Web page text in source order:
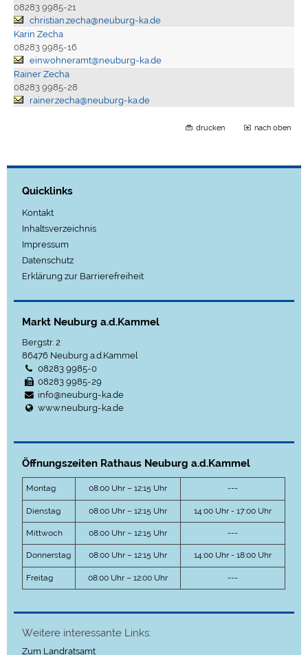
08283 9985-21
christian.zecha@neuburg-ka.de
Karin Zecha
08283 9985-16
einwohneramt@neuburg-ka.de
Rainer Zecha
08283 9985-28
rainer.zecha@neuburg-ka.de
drucken nach oben
Quicklinks
Kontakt
Inhaltsverzeichnis
Impressum
Datenschutz
Erklärung zur Barrierefreiheit
Markt Neuburg a.d.Kammel
Bergstr. 2
86476 Neuburg a.d.Kammel
08283 9985-0
08283 9985-29
info@neuburg-ka.de
www.neuburg-ka.de
Öffnungszeiten Rathaus Neuburg a.d.Kammel
Montag 08:00 Uhr – 12:15 Uhr ---
Dienstag 08:00 Uhr – 12:15 Uhr 14:00 Uhr - 17:00 Uhr
Mittwoch 08:00 Uhr – 12:15 Uhr ---
Donnerstag 08:00 Uhr – 12:15 Uhr 14:00 Uhr - 18:00 Uhr
Freitag 08:00 Uhr – 12:00 Uhr ---
Weitere interessante Links:
Zum Landratsamt